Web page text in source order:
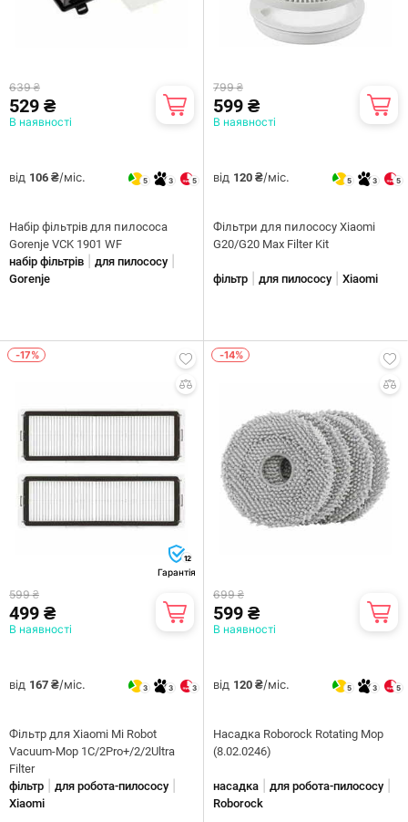
639 ₴
529 ₴
В наявності
від 106 ₴/міс. 5 3 5
Набір фільтрів для пилососа
Gorenje VCK 1901 WF
набір фільтрів
для пилососу
Gorenje
799 ₴
599 ₴
В наявності
від 120 ₴/міс. 5 3 5
Фільтри для пилососу Xiaomi
G20/G20 Max Filter Kit
фільтр для пилососу Xiaomi
-17%
12
Гарантія
599 ₴
499 ₴
В наявності
від 167 ₴/міс. 3 3 3
Фільтр для Xiaomi Mi Robot
Vacuum-Mop 1C/2Pro+/2/2Ultra
Filter
фільтр
для робота-пилососу
Xiaomi
-14%
699 ₴
599 ₴
В наявності
від 120 ₴/міс. 5 3 5
Насадка Roborock Rotating Mop
(8.02.0246)
насадка для робота-пилососу
Roborock